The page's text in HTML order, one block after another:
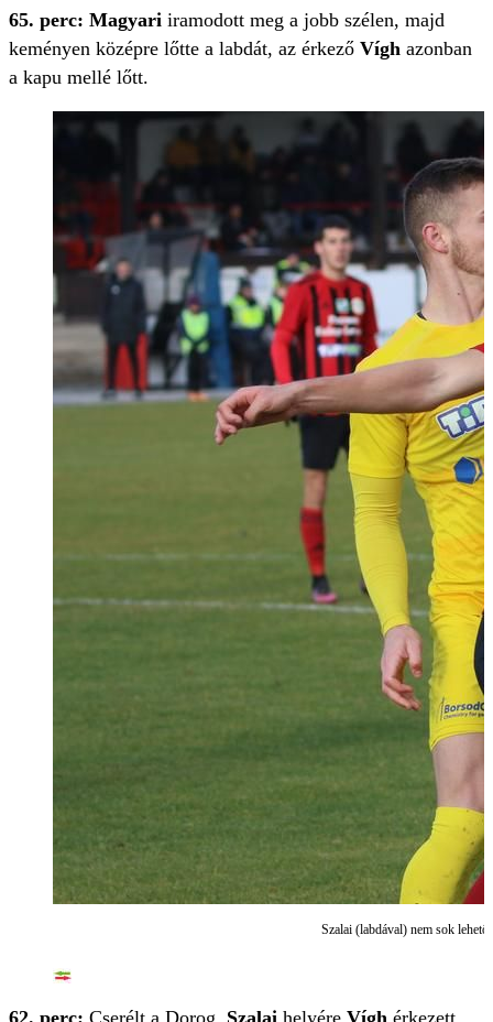
65. perc: Magyari iramodott meg a jobb szélen, majd
keményen középre lőtte a labdát, az érkező Vígh azonban
a kapu mellé lőtt.
Szalai (labdával) nem sok